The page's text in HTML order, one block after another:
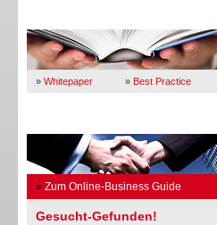
» Whitepaper » Best Practice
» Zum Online-Business Guide
Gesucht-Gefunden!